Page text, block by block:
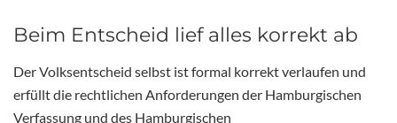
Beim Entscheid lief alles korrekt ab
Der Volksentscheid selbst ist formal korrekt verlaufen und
erfüllt die rechtlichen Anforderungen der Hamburgischen
Verfassung und des Hamburgischen